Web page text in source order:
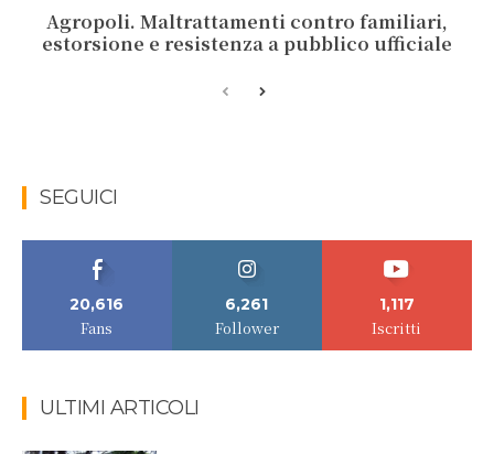
Agropoli. Maltrattamenti contro familiari,
estorsione e resistenza a pubblico ufficiale
SEGUICI
20,616
Fans
6,261
Follower
1,117
Iscritti
ULTIMI ARTICOLI